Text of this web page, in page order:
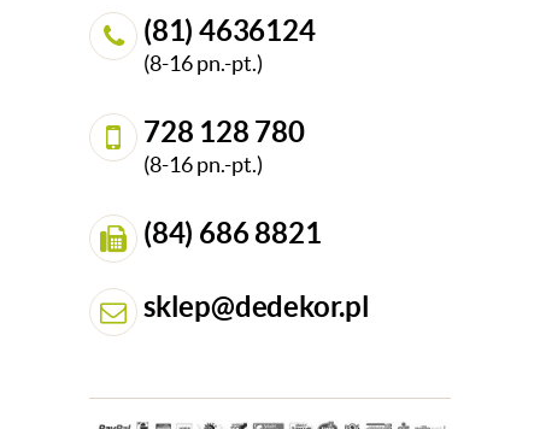
(81) 4636124
(8-16 pn.-pt.)
728 128 780
(8-16 pn.-pt.)
(84) 686 8821
sklep@dedekor.pl